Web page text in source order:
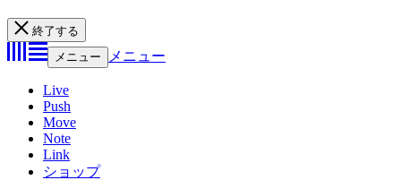
終了する
メニュー
メニュー
Live
Push
Move
Note
Link
ショップ